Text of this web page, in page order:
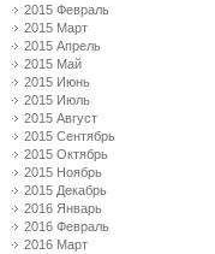
2015 Февраль
2015 Март
2015 Апрель
2015 Май
2015 Июнь
2015 Июль
2015 Август
2015 Сентябрь
2015 Октябрь
2015 Ноябрь
2015 Декабрь
2016 Январь
2016 Февраль
2016 Март